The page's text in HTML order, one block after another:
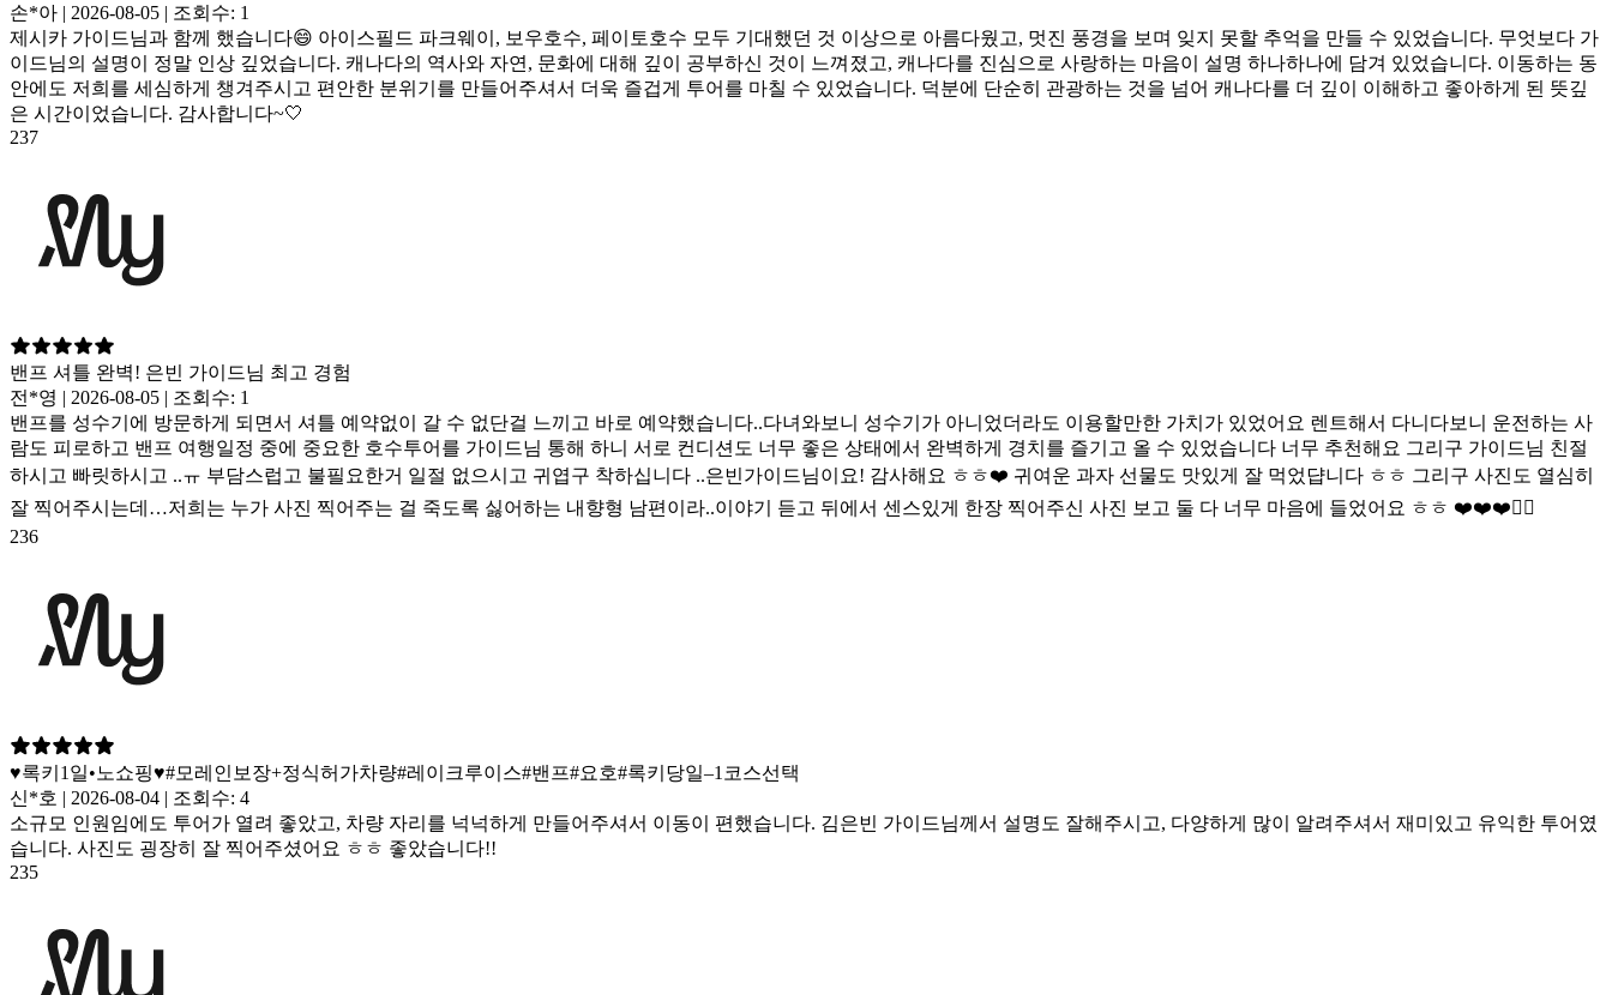
손*아 | 2026-08-05 | 조회수: 1
제시카 가이드님과 함께 했습니다😄 아이스필드 파크웨이, 보우호수, 페이토호수 모두 기대했던 것 이상으로 아름다웠고, 멋진 풍경을 보며 잊지 못할 추억을 만들 수 있었습니다. 무엇보다 가
이드님의 설명이 정말 인상 깊었습니다. 캐나다의 역사와 자연, 문화에 대해 깊이 공부하신 것이 느껴졌고, 캐나다를 진심으로 사랑하는 마음이 설명 하나하나에 담겨 있었습니다. 이동하는 동
안에도 저희를 세심하게 챙겨주시고 편안한 분위기를 만들어주셔서 더욱 즐겁게 투어를 마칠 수 있었습니다. 덕분에 단순히 관광하는 것을 넘어 캐나다를 더 깊이 이해하고 좋아하게 된 뜻깊
은 시간이었습니다. 감사합니다~🤍
237
밴프 셔틀 완벽! 은빈 가이드님 최고 경험
전*영 | 2026-08-05 | 조회수: 1
밴프를 성수기에 방문하게 되면서 셔틀 예약없이 갈 수 없단걸 느끼고 바로 예약했습니다..다녀와보니 성수기가 아니었더라도 이용할만한 가치가 있었어요 렌트해서 다니다보니 운전하는 사
람도 피로하고 밴프 여행일정 중에 중요한 호수투어를 가이드님 통해 하니 서로 컨디션도 너무 좋은 상태에서 완벽하게 경치를 즐기고 올 수 있었습니다 너무 추천해요 그리구 가이드님 친절
하시고 빠릿하시고 ..ㅠ 부담스럽고 불필요한거 일절 없으시고 귀엽구 착하십니다 ..은빈가이드님이요! 감사해요 ㅎㅎ❤️ 귀여운 과자 선물도 맛있게 잘 먹었댭니다 ㅎㅎ 그리구 사진도 열심히
잘 찍어주시는데…저희는 누가 사진 찍어주는 걸 죽도록 싫어하는 내향형 남편이라..이야기 듣고 뒤에서 센스있게 한장 찍어주신 사진 보고 둘 다 너무 마음에 들었어요 ㅎㅎ ❤️❤️❤️👍🏻
236
♥록키1일•노쇼핑♥#모레인보장+정식허가차량#레이크루이스#밴프#요호#록키당일–1코스선택
신*호 | 2026-08-04 | 조회수: 4
소규모 인원임에도 투어가 열려 좋았고, 차량 자리를 넉넉하게 만들어주셔서 이동이 편했습니다. 김은빈 가이드님께서 설명도 잘해주시고, 다양하게 많이 알려주셔서 재미있고 유익한 투어였
습니다. 사진도 굉장히 잘 찍어주셨어요 ㅎㅎ 좋았습니다!!
235